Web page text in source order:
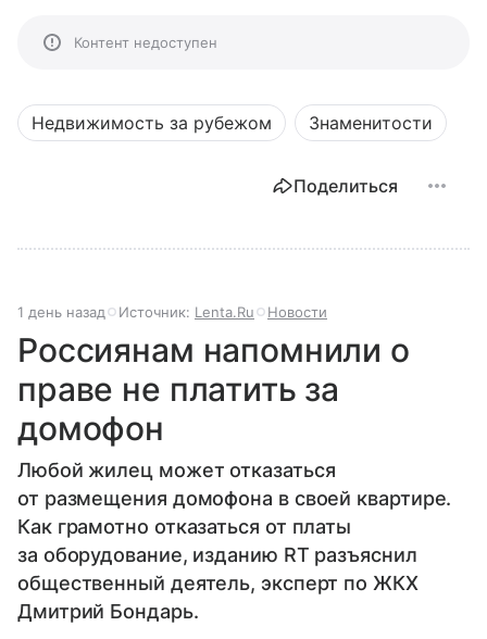
Контент недоступен
Недвижимость за рубежом Знаменитости
Поделиться
1 день назад Источник: Lenta.Ru Новости
Россиянам напомнили о
праве не платить за
домофон
Любой жилец может отказаться
от размещения домофона в своей квартире.
Как грамотно отказаться от платы
за оборудование, изданию RT разъяснил
общественный деятель, эксперт по ЖКХ
Дмитрий Бондарь.